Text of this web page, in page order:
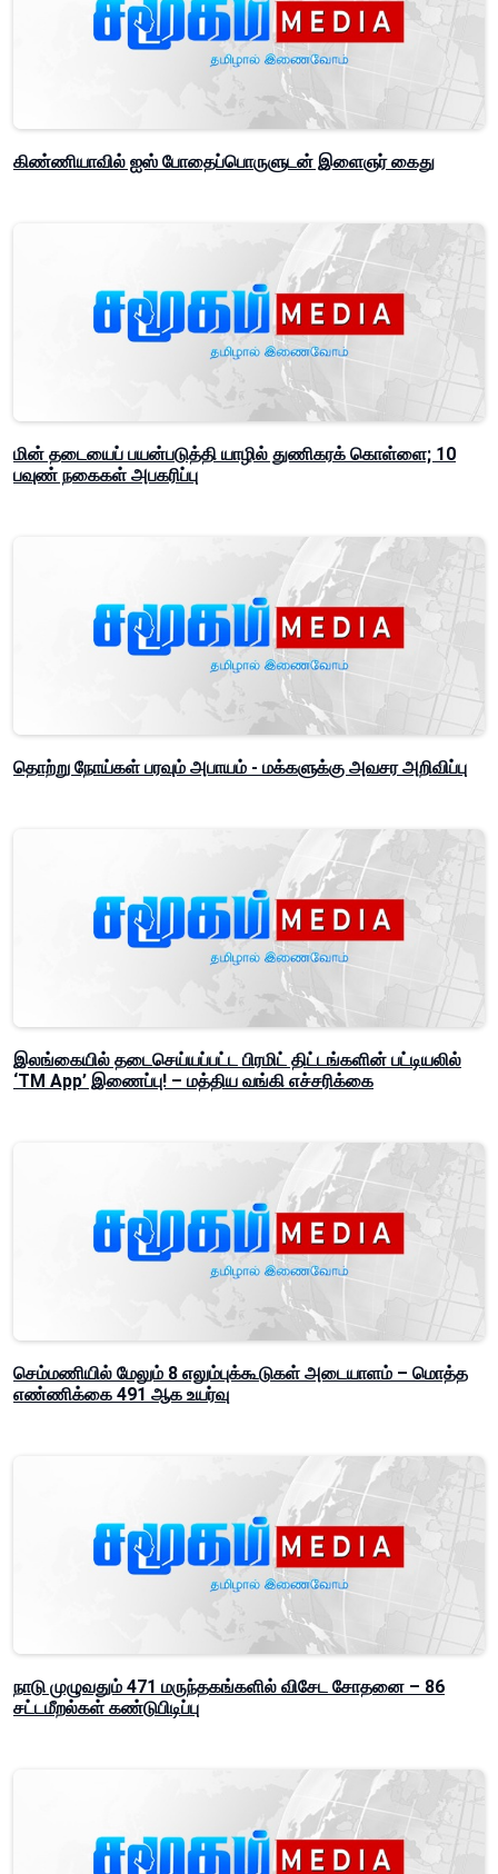
கிண்ணியாவில் ஐஸ் போதைப்பொருளுடன் இளைஞர் கைது
மின் தடையைப் பயன்படுத்தி யாழில் துணிகரக் கொள்ளை; 10
பவுண் நகைகள் அபகரிப்பு
தொற்று நோய்கள் பரவும் அபாயம் - மக்களுக்கு அவசர அறிவிப்பு
இலங்கையில் தடைசெய்யப்பட்ட பிரமிட் திட்டங்களின் பட்டியலில்
‘TM App’ இணைப்பு! – மத்திய வங்கி எச்சரிக்கை
செம்மணியில் மேலும் 8 எலும்புக்கூடுகள் அடையாளம் – மொத்த
எண்ணிக்கை 491 ஆக உயர்வு
நாடு முழுவதும் 471 மருந்தகங்களில் விசேட சோதனை – 86
சட்டமீறல்கள் கண்டுபிடிப்பு